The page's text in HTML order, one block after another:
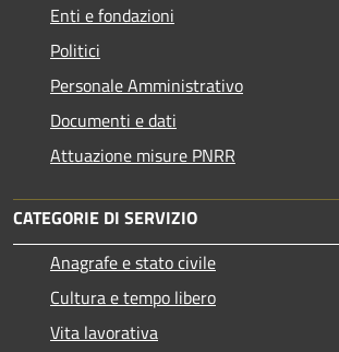
Enti e fondazioni
Politici
Personale Amministrativo
Documenti e dati
Attuazione misure PNRR
CATEGORIE DI SERVIZIO
Anagrafe e stato civile
Cultura e tempo libero
Vita lavorativa